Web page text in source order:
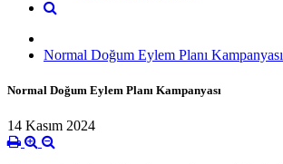
Normal Doğum Eylem Planı Kampanyası
Normal Doğum Eylem Planı Kampanyası
14 Kasım 2024